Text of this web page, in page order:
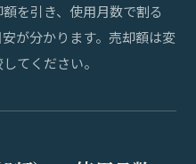
を引き、使用月数で割る
が分かります。売却額は変
てください。